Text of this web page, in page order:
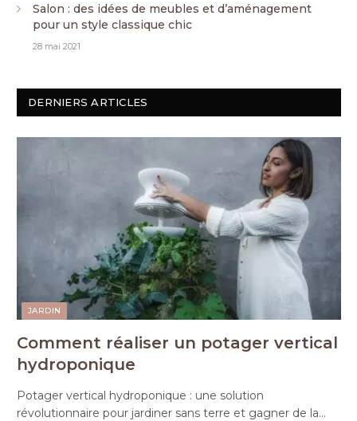
Salon : des idées de meubles et d’aménagement
pour un style classique chic
28 mai 2021
DERNIERS ARTICLES
JARDIN
Comment réaliser un potager vertical
hydroponique
Potager vertical hydroponique : une solution
révolutionnaire pour jardiner sans terre et gagner de la…